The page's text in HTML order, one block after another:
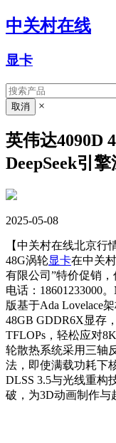
中关村在线
显卡
×
英伟达4090D
DeepSeek引
2025-05-08
【中关村在线北京行
48G涡轮显卡在中关
有限公司”特价促销
电话：18601233000
版基于Ada Lovelace
48GB GDDR6X显存
TFLOPs，轻松应对
轮散热系统采用三轴
法，即使满载功耗下
DLSS 3.5与光线重构
破，为3D动画制作与